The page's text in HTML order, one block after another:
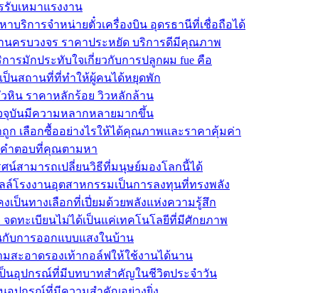
รับเหมาแรงงาน
บริการจำหน่ายตั๋วเครื่องบิน อุดรธานีที่เชื่อถือได้
นครบวงจร ราคาประหยัด บริการดีมีคุณภาพ
ารมักประทับใจเกี่ยวกับการปลูกผม fue คือ
ป็นสถานที่ที่ทำให้ผู้คนได้หยุดพัก
หิน ราคาหลักร้อย วิวหลักล้าน
จุบันมีความหลากหลายมากขึ้น
ถูก เลือกซื้ออย่างไรให้ได้คุณภาพและราคาคุ้มค่า
ำตอบที่คุณตามหา
น์สามารถเปลี่ยนวิธีที่มนุษย์มองโลกนี้ได้
ล์โรงงานอุตสาหกรรมเป็นการลงทุนที่ทรงพลัง
งเป็นทางเลือกที่เปี่ยมด้วยพลังแห่งความรู้สึก
จดทะเบียนไม่ได้เป็นแค่เทคโนโลยีที่มีศักยภาพ
บการออกแบบแสงในบ้าน
สะอาดรองเท้ากอล์ฟให้ใช้งานได้นาน
ป็นอุปกรณ์ที่มีบทบาทสำคัญในชีวิตประจำวัน